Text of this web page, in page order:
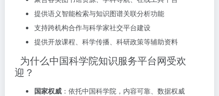
提供语义智能检索与知识图谱关联分析功能
支持跨机构合作与科学家社交平台建设
提供开放课程、科学传播、科研政策等辅助资料
为什么中国科学院知识服务平台网受欢
迎？
国家权威 ：依托中国科学院，内容可靠、数据权威